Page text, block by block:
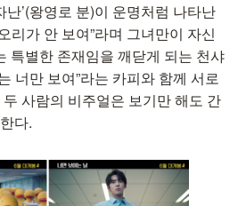
난’(왕영로 분)이 운명처럼 나타난
리가 안 보여”라며 그녀만이 자신
특별한 존재임을 깨닫게 되는 천샤
너만 보여”라는 카피와 함께 서로
사람의 비주얼은 보기만 해도 간
다.